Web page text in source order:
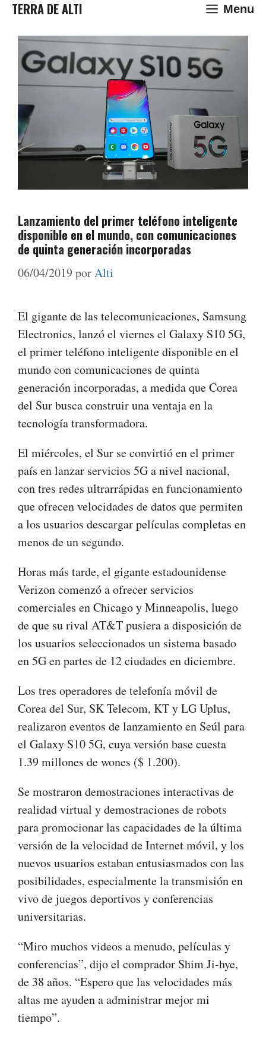
Saltar
contenido
TERRA DE ALTI Menu
Lanzamiento del primer teléfono inteligente
disponible en el mundo, con comunicaciones
de quinta generación incorporadas
06/04/2019 porAlti
El gigante de las telecomunicaciones, Samsung
Electronics, lanzó el viernes el Galaxy S10 5G,
el primer teléfono inteligente disponible en el
mundo con comunicaciones de quinta
generación incorporadas, a medida que Corea
del Sur busca construir una ventaja en la
tecnología transformadora.
El miércoles, el Sur se convirtió en el primer
país en lanzar servicios 5G a nivel nacional,
con tres redes ultrarrápidas en funcionamiento
que ofrecen velocidades de datos que permiten
a los usuarios descargar películas completas en
menos de un segundo.
Horas más tarde, el gigante estadounidense
Verizon comenzó a ofrecer servicios
comerciales en Chicago y Minneapolis, luego
de que su rival AT&T pusiera a disposición de
los usuarios seleccionados un sistema basado
en 5G en partes de 12 ciudades en diciembre.
Los tres operadores de telefonía móvil de
Corea del Sur, SK Telecom, KT y LG Uplus,
realizaron eventos de lanzamiento en Seúl para
el Galaxy S10 5G, cuya versión base cuesta
1.39 millones de wones ($ 1.200).
Se mostraron demostraciones interactivas de
realidad virtual y demostraciones de robots
para promocionar las capacidades de la última
versión de la velocidad de Internet móvil, y los
nuevos usuarios estaban entusiasmados con las
posibilidades, especialmente la transmisión en
vivo de juegos deportivos y conferencias
universitarias.
“Miro muchos videos a menudo, películas y
conferencias”, dijo el comprador Shim Ji-hye,
de 38 años. “Espero que las velocidades más
altas me ayuden a administrar mejor mi
tiempo”.